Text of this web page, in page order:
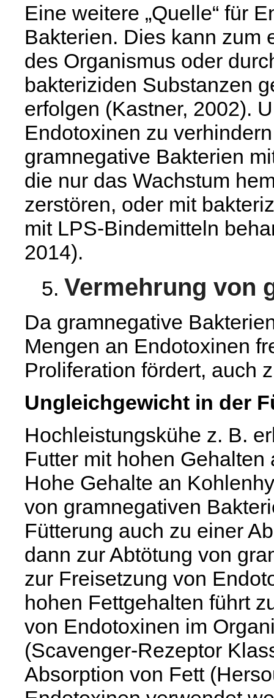
Eine weitere „Quelle“ für
Bakterien. Dies kann zum
des Organismus oder
bakteriziden Substanzen
erfolgen (Kastner, 2002).
Endotoxinen zu
gramnegative Bakterien
die nur das Wachstum
zerstören, oder mit
mit LPS-Bindemitteln
2014).
Vermehrung von
Da gramnegative
Mengen an Endotoxinen
Proliferation fördert, auch
Ungleichgewicht in der
Hochleistungskühe z. B.
Futter mit hohen
Hohe Gehalte an
von gramnegativen
Fütterung auch zu einer
dann zur Abtötung von
zur Freisetzung von
hohen Fettgehalten führt
von Endotoxinen im
(Scavenger-Rezeptor
Absorption von Fett